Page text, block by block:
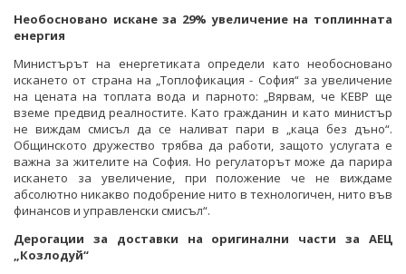
Необосновано искане за 29% увеличение на топлинната
енергия
Министърът на енергетиката определи като необосновано
искането от страна на „Топлофикация - София“ за увеличение
на цената на топлата вода и парното: „Вярвам, че КЕВР ще
вземе предвид реалностите. Като гражданин и като министър
не виждам смисъл да се наливат пари в „каца без дъно“.
Общинското дружество трябва да работи, защото услугата е
важна за жителите на София. Но регулаторът може да парира
искането за увеличение, при положение че не виждаме
абсолютно никакво подобрение нито в технологичен, нито във
финансов и управленски смисъл“.
Дерогации за доставки на оригинални части за АЕЦ
„Козлодуй“